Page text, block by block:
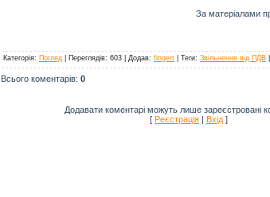
За матеріалами
Категорія: Погляд Переглядів: 603 | Додав: fingert Теги: Звільнення від ПДВ
Всього коментарів: 0
Додавати коментарі можуть лише зареєстровані
[ Реєстрація | Вхід ]